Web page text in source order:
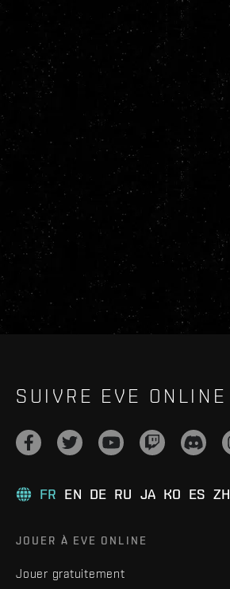
SUIVRE EVE ONLINE
FR EN DE RU JA KO ES ZH
JOUER À EVE ONLINE
Jouer gratuitement